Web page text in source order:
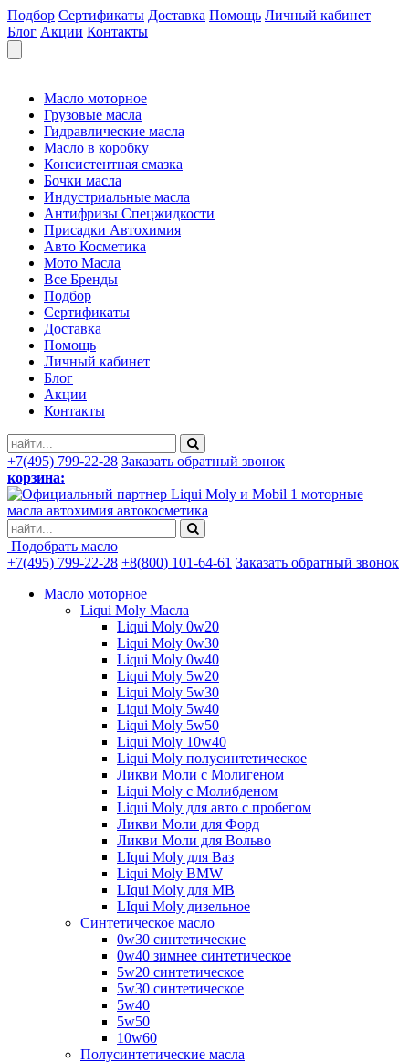
Подбор Сертификаты Доставка Помощь Личный кабинет
Блог Акции Контакты
Масло моторное
Грузовые масла
Гидравлические масла
Масло в коробку
Консистентная смазка
Бочки масла
Индустриальные масла
Антифризы Спецжидкости
Присадки Автохимия
Авто Косметика
Мото Масла
Все Бренды
Подбор
Сертификаты
Доставка
Помощь
Личный кабинет
Блог
Акции
Контакты
+7(495) 799-22-28 Заказать обратный звонок
корзина:
моторные
масла автохимия автокосметика
Подобрать масло
+7(495) 799-22-28 +8(800) 101-64-61 Заказать обратный звонок
Масло моторное
Liqui Moly Масла
Liqui Moly 0w20
Liqui Moly 0w30
Liqui Moly 0w40
Liqui Moly 5w20
Liqui Moly 5w30
Liqui Moly 5w40
Liqui Moly 5w50
Liqui Moly 10w40
Liqui Moly полусинтетическое
Ликви Моли с Молигеном
Liqui Moly с Молибденом
Liqui Moly для авто с пробегом
Ликви Моли для Форд
Ликви Моли для Вольво
LIqui Moly для Ваз
Liqui Moly BMW
LIqui Moly для MB
LIqui Moly дизельное
Синтетическое масло
0w30 синтетические
0w40 зимнее синтетическое
5w20 синтетическое
5w30 синтетическое
5w40
5w50
10w60
Полусинтетические масла